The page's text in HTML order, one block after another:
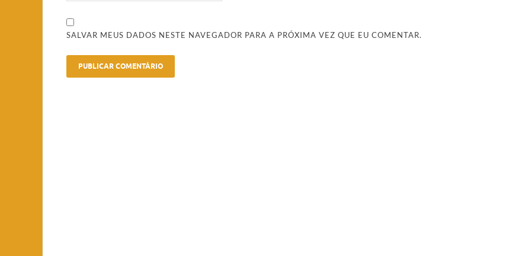
SALVAR MEUS DADOS NESTE NAVEGADOR PARA A PRÓXIMA VEZ QUE EU COMENTAR.